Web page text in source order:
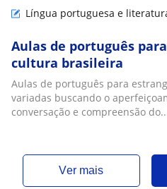
Língua portuguesa e
Aulas de português
cultura brasileira
Aulas de português para
variadas buscando o
conversação e compreensão
ver mais